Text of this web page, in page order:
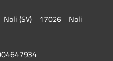
(SV) - 17026 - Noli